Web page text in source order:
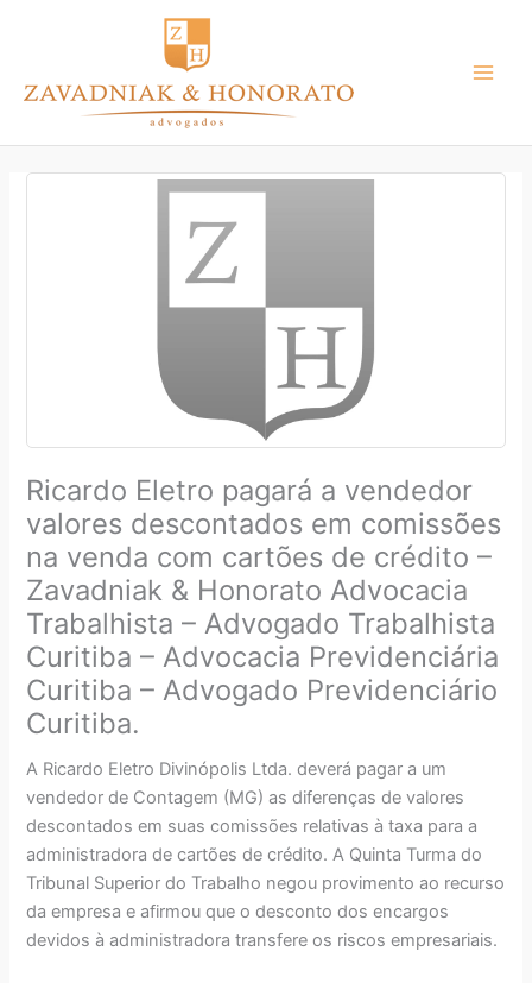
conteúdo
Ricardo Eletro pagará a vendedor
valores descontados em comissões
na venda com cartões de crédito –
Zavadniak & Honorato Advocacia
Trabalhista – Advogado Trabalhista
Curitiba – Advocacia Previdenciária
Curitiba – Advogado Previdenciário
Curitiba.
A Ricardo Eletro Divinópolis Ltda. deverá pagar a um
vendedor de Contagem (MG) as diferenças de valores
descontados em suas comissões relativas à taxa para a
administradora de cartões de crédito. A Quinta Turma do
Tribunal Superior do Trabalho negou provimento ao recurso
da empresa e afirmou que o desconto dos encargos
devidos à administradora transfere os riscos empresariais.